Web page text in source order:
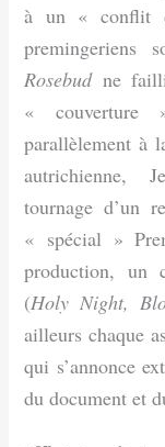
à un « conflit
premingeriens
Rosebudne
« couverture
parallèlement à
autrichienne,
tournage d’un
« spécial »
production, un
(Holy Night,
ailleurs chaque
qui s’annonce
du document et